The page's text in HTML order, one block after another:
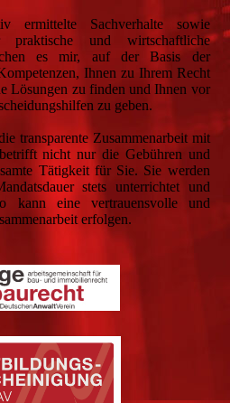
ermittelte Sachverhalte sowie
praktische und wirtschaftliche
es mir, auf der Basis der
Ihnen zu Ihrem Recht
Lösungen zu finden und Ihnen vor
zu geben.
transparente Zusammenarbeit mit
nicht nur die Gebühren und
Tätigkeit für Sie. Sie werden
stets unterrichtet und
kann eine vertrauensvolle und
erfolgen.